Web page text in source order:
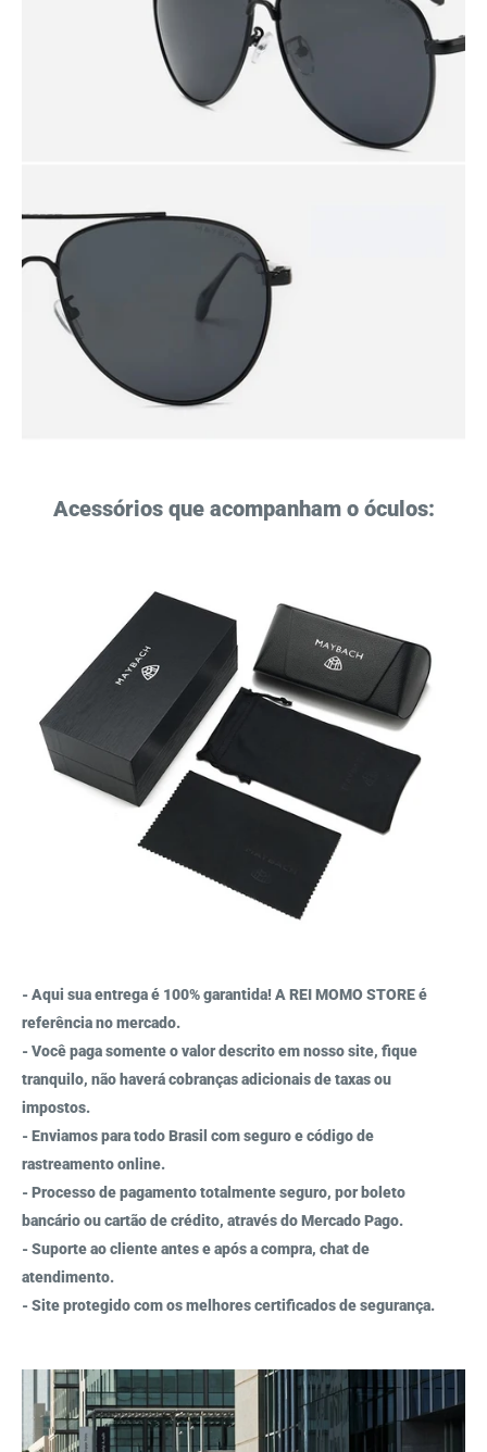
Acessórios que acompanham o óculos:
- Aqui sua entrega é 100% garantida! A REI MOMO STORE é
referência no mercado.
- Você paga somente o valor descrito em nosso site, fique
tranquilo, não haverá cobranças adicionais de taxas ou
impostos.
- Enviamos para todo Brasil com seguro e código de
rastreamento online.
- Processo de pagamento totalmente seguro, por boleto
bancário ou cartão de crédito, através do Mercado Pago.
- Suporte ao cliente antes e após a compra, chat de
atendimento.
- Site protegido com os melhores certificados de segurança.